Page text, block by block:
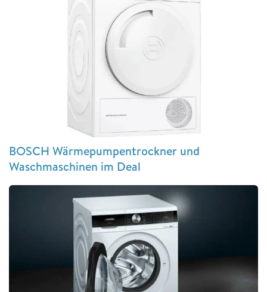
BOSCH Wärmepumpentrockner und
Waschmaschinen im Deal